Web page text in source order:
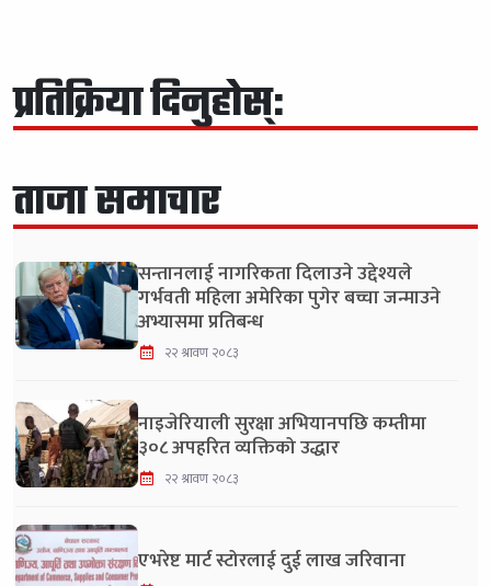
प्रतिक्रिया दिनुहोस्:
ताजा समाचार
सन्तानलाई नागरिकता दिलाउने उद्देश्यले
गर्भवती महिला अमेरिका पुगेर बच्चा जन्माउने
अभ्यासमा प्रतिबन्ध
२२ श्रावण २०८३
नाइजेरियाली सुरक्षा अभियानपछि कम्तीमा
३०८ अपहरित व्यक्तिको उद्धार
२२ श्रावण २०८३
एभरेष्ट मार्ट स्टोरलाई दुई लाख जरिवाना